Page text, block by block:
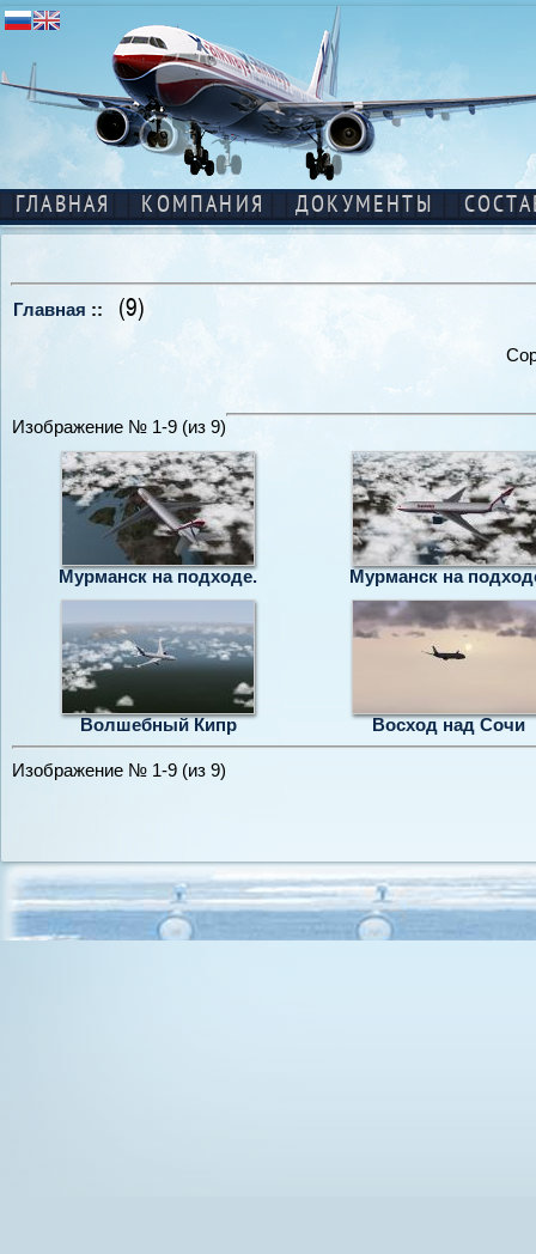
ГЛАВНАЯ КОМПАНИЯ ДОКУМЕНТЫ
Главная :: (9)
Изображение № 1-9 (из 9)
Мурманск на подходе. Мурманск на
Волшебный Кипр Восход над Сочи
Изображение № 1-9 (из 9)